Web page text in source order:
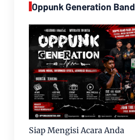
Oppunk Generation Band
Siap Mengisi Acara Anda